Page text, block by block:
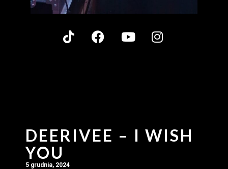
DEERIVEE – I WISH
YOU
5 grudnia, 2024